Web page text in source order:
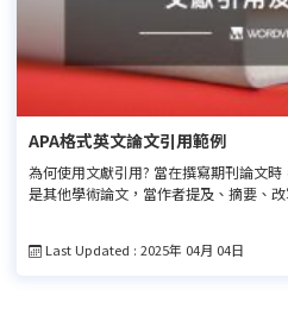
APA格式英文論文引用範例
為何使用文獻引用? 當在撰寫期刊論文
是其他學術論文，當作者提及、摘要、
Last Updated : 2025年 04月 04日